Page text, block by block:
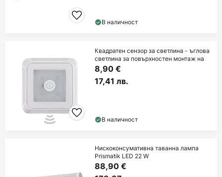
В наличност
Квадратен сензор за светлина - ъглова
светлина за повърхностен монтаж на
8,90 €
17,41 лв.
В наличност
Нискоконсумативна таванна лампа
Prismatik LED 22 W
88,90 €